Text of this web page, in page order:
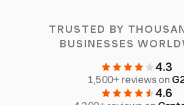
TRUSTED BY
BUSINESSES
4.3
1,500+ reviews on
4.6